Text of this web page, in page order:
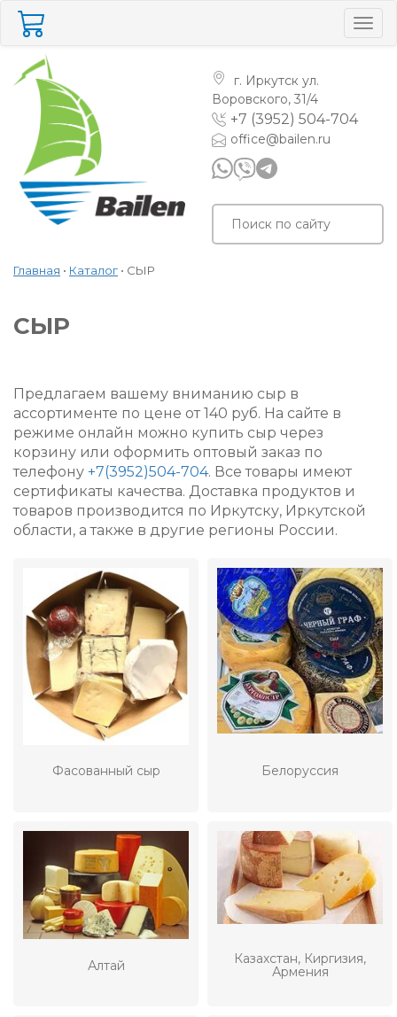
г. Иркутск ул.
Воровского, 31/4
+7 (3952) 504-704
office@bailen.ru
Главная • Каталог • СЫР
СЫР
Предлагаем вашему вниманию сыр в
ассортименте по цене от 140 руб. На сайте в
режиме онлайн можно купить сыр через
корзину или оформить оптовый заказ по
телефону +7(3952)504-704. Все товары имеют
сертификаты качества. Доставка продуктов и
товаров производится по Иркутску, Иркутской
области, а также в другие регионы России.
Фасованный сыр Белоруссия
Алтай
Казахстан, Киргизия,
Армения